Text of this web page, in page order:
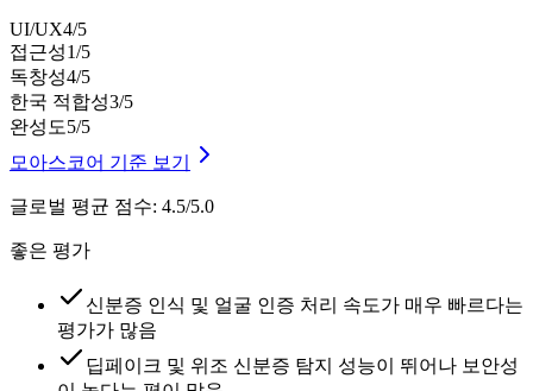
UI/UX4/5
접근성1/5
독창성4/5
한국 적합성3/5
완성도5/5
모아스코어 기준 보기
글로벌 평균 점수: 4.5/5.0
좋은 평가
신분증 인식 및 얼굴 인증 처리 속도가 매우 빠르다는
평가가 많음
딥페이크 및 위조 신분증 탐지 성능이 뛰어나 보안성